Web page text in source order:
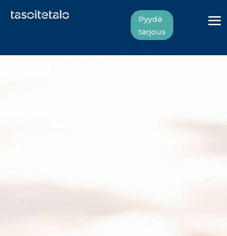
Pyydä
tarjous